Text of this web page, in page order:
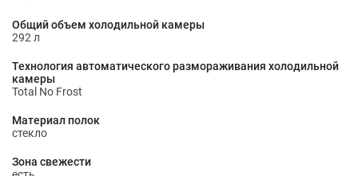
Общий объем холодильной камеры
292 л
Технология автоматического размораживания холодильной
камеры
Total No Frost
Материал полок
стекло
Зона свежести